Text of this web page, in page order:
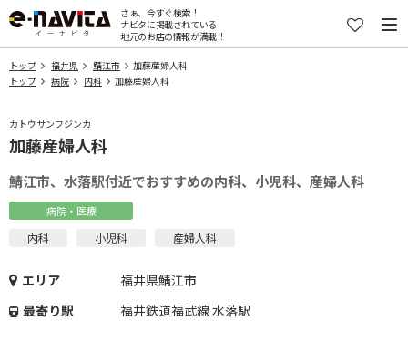
さぁ、今すぐ検索！
ナビタに掲載されている
地元のお店の情報が満載！
トップ 福井県 鯖江市
加藤産婦人科
トップ
病院 内科 加藤産婦人科
カトウサンフジンカ
加藤産婦人科
鯖江市、水落駅付近でおすすめの内科、小児科、産婦人科
病院・医療
内科 小児科 産婦人科
エリア
福井県鯖江市
最寄り駅
福井鉄道福武線 水落駅